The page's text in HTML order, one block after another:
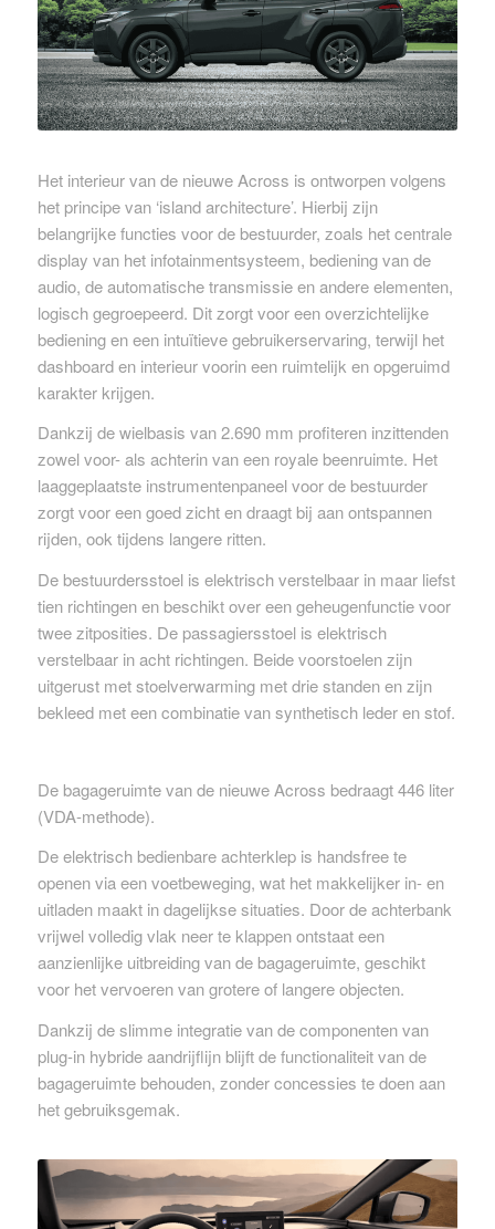
Het interieur van de nieuwe Across is ontworpen volgens
het principe van ‘island architecture’. Hierbij zijn
belangrijke functies voor de bestuurder, zoals het centrale
display van het infotainmentsysteem, bediening van de
audio, de automatische transmissie en andere elementen,
logisch gegroepeerd. Dit zorgt voor een overzichtelijke
bediening en een intuïtieve gebruikerservaring, terwijl het
dashboard en interieur voorin een ruimtelijk en opgeruimd
karakter krijgen.
Dankzij de wielbasis van 2.690 mm profiteren inzittenden
zowel voor- als achterin van een royale beenruimte. Het
laaggeplaatste instrumentenpaneel voor de bestuurder
zorgt voor een goed zicht en draagt bij aan ontspannen
rijden, ook tijdens langere ritten.
De bestuurdersstoel is elektrisch verstelbaar in maar liefst
tien richtingen en beschikt over een geheugenfunctie voor
twee zitposities. De passagiersstoel is elektrisch
verstelbaar in acht richtingen. Beide voorstoelen zijn
uitgerust met stoelverwarming met drie standen en zijn
bekleed met een combinatie van synthetisch leder en stof.
De bagageruimte van de nieuwe Across bedraagt 446 liter
(VDA-methode).
De elektrisch bedienbare achterklep is handsfree te
openen via een voetbeweging, wat het makkelijker in- en
uitladen maakt in dagelijkse situaties. Door de achterbank
vrijwel volledig vlak neer te klappen ontstaat een
aanzienlijke uitbreiding van de bagageruimte, geschikt
voor het vervoeren van grotere of langere objecten.
Dankzij de slimme integratie van de componenten van
plug-in hybride aandrijflijn blijft de functionaliteit van de
bagageruimte behouden, zonder concessies te doen aan
het gebruiksgemak.